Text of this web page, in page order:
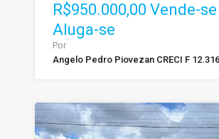
R$950.000,00 Vende-
Aluga-se
Por
Angelo Pedro Piovezan CRECI F 12.316